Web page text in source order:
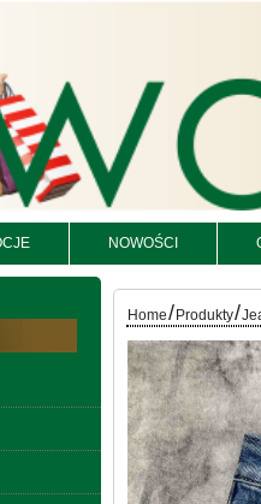
NOWOŚCI
Home/ Produkty/